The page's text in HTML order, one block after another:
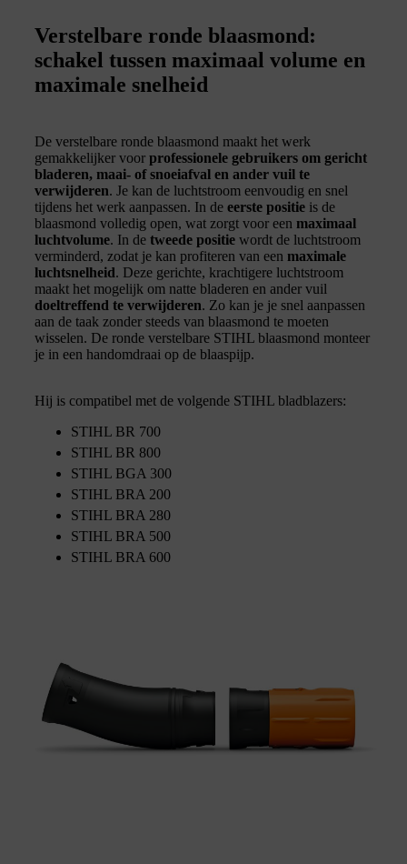
Verstelbare ronde blaasmond:
schakel tussen maximaal volume en
maximale snelheid
De verstelbare ronde blaasmond maakt het werk
gemakkelijker voor professionele gebruikers om gericht
bladeren, maai- of snoeiafval en ander vuil te
verwijderen. Je kan de luchtstroom eenvoudig en snel
tijdens het werk aanpassen. In de eerste positie is de
blaasmond volledig open, wat zorgt voor een maximaal
luchtvolume. In de tweede positie wordt de luchtstroom
verminderd, zodat je kan profiteren van een maximale
luchtsnelheid. Deze gerichte, krachtigere luchtstroom
maakt het mogelijk om natte bladeren en ander vuil
doeltreffend te verwijderen. Zo kan je je snel aanpassen
aan de taak zonder steeds van blaasmond te moeten
wisselen. De ronde verstelbare STIHL blaasmond monteer
je in een handomdraai op de blaaspijp.
Hij is compatibel met de volgende STIHL bladblazers:
STIHL BR 700
STIHL BR 800
STIHL BGA 300
STIHL BRA 200
STIHL BRA 280
STIHL BRA 500
STIHL BRA 600